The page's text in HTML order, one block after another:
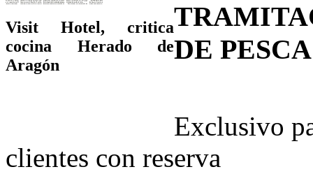
Visit Hotel, critica
cocina Herado de
Aragón
DE PESCA
Exclusivo
clientes con reserva